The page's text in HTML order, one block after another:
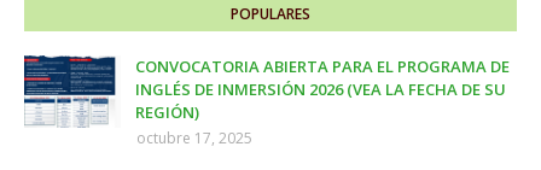
POPULARES
CONVOCATORIA ABIERTA PARA EL PROGRAMA DE
INGLÉS DE INMERSIÓN 2026 (VEA LA FECHA DE SU
REGIÓN)
octubre 17, 2025